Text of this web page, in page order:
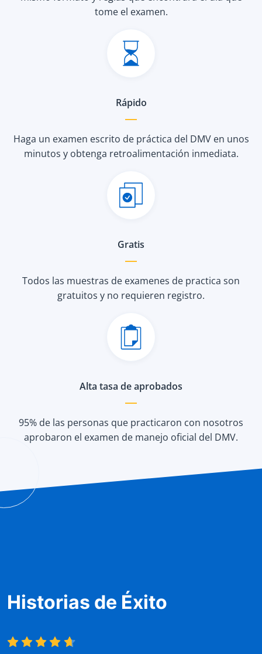
tome el examen.
Rápido
Haga un examen escrito de práctica del DMV en unos
minutos y obtenga retroalimentación inmediata.
Gratis
Todos las muestras de examenes de practica son
gratuitos y no requieren registro.
Alta tasa de aprobados
95% de las personas que practicaron con nosotros
aprobaron el examen de manejo oficial del DMV.
Historias de Éxito